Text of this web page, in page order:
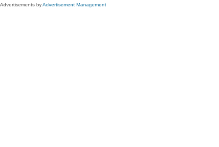
Advertisements byAdvertisement Management